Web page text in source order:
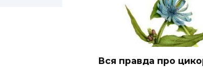
Вся правда про